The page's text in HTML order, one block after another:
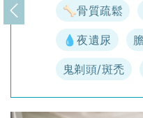
🦴骨質疏鬆
💧夜遺尿
鬼剃頭/斑禿
上一頁